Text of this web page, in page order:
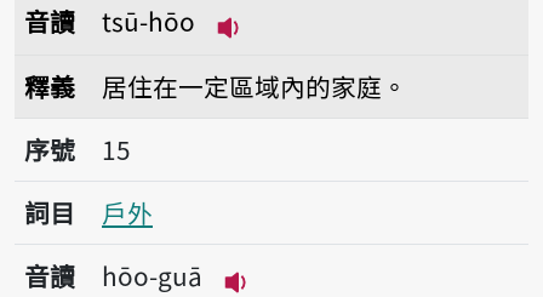
音讀
tsū-hōo
釋義
居住在一定區域內的家庭。
序號15戶外
序號
15
詞目
戶外
音讀
hōo-guā